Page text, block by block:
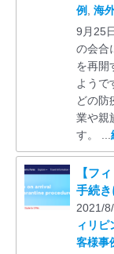
例
海
9月25
の会合
を再開
ようで
どの防
業や親
す。 ...
【フ
手続
2021/
ィリピ
客様事